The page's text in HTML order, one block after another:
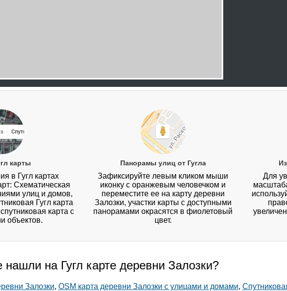
карты
в Гугл картах
Схематическая
улиц и домов,
Гугл карта
карта с
объектов.
Панорамы улиц от Гугла
Зафиксируйте левым кликом мыши
иконку с оранжевым человечком и
переместите ее на карту деревни
Залозки, участки карты с доступными
панорамами окрасятся в фиолетовый
цвет.
Для
нашли на Гугл карте деревни Залозки?
Залозки, OSM карта деревни Залозки с улицами и домами,